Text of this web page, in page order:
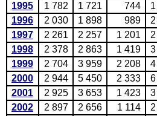
1995
1 782 1 721 744
1996
2 030 1 898 989
1997
2 261 2 257 1 201
1998
2 378 2 863 1 419
1999
2 704 3 959 2 208
2000
2 944 5 450 2 333
2001
2 925 3 653 1 423
2002
2 897 2 656 1 114